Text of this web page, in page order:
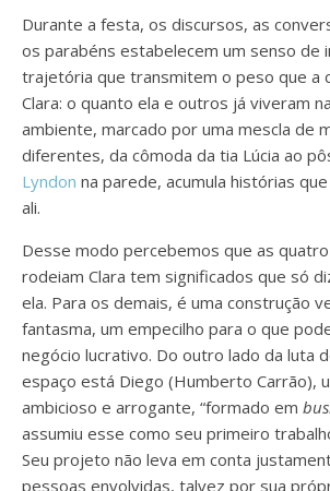
Durante a festa, os discursos, as
os parabéns estabelecem um senso de
trajetória que transmitem o peso que a
Clara: o quanto ela e outros já viveram
ambiente, marcado por uma mescla de
diferentes, da cômoda da tia Lúcia ao
Lyndon na parede, acumula histórias
ali.
Desse modo percebemos que as
rodeiam Clara tem significados que só
ela. Para os demais, é uma construção
fantasma, um empecilho para o que
negócio lucrativo. Do outro lado da luta
espaço está Diego (Humberto Carrão),
ambicioso e arrogante, “formado em
assumiu esse como seu primeiro
Seu projeto não leva em conta
pessoas envolvidas, talvez por sua